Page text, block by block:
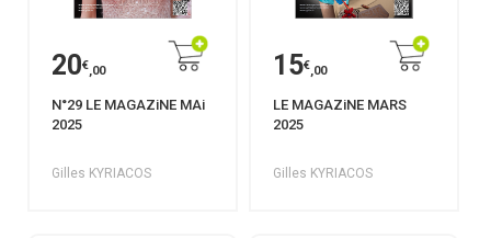
20€,00
N°29 LE MAGAZiNE MAi
2025
Gilles KYRIACOS
15€,00
LE MAGAZiNE MARS
2025
Gilles KYRIACOS